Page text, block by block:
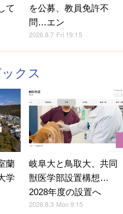
て
を公募、教員免許不
問…エン
2026.8.7 Fri 19:15
クス
蘭
学
岐阜大と鳥取大、共同
獣医学部設置構想…
2028年度の設置へ
2026.8.3 Mon 9:15